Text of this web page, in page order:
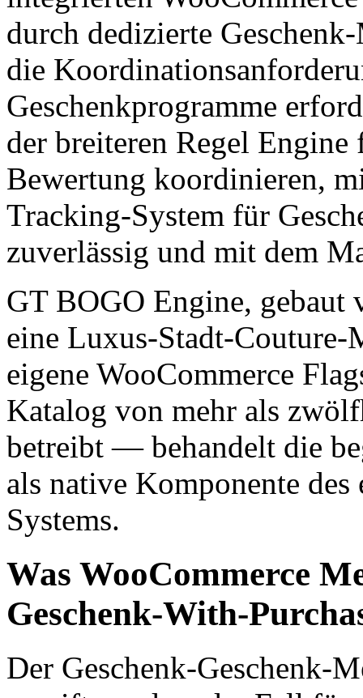
durch dedizierte
die
Geschenkprogramme
der breiteren Regel
Bewertung koordinieren,
Tracking-System für
zuverlässig und mit dem
GT BOGO Engine,
eine Luxus-Stadt-Couture-
eigene WooCommerce
Katalog von mehr als
betreibt — behandelt die
als native Komponente
Systems.
Was WooCommerce
Geschenk-With-
Der Geschenk-Geschenk-